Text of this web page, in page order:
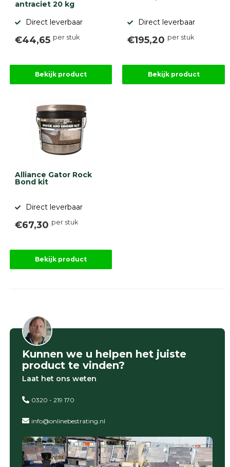
antraciet 20 kg
Direct leverbaar
€44,65 per stuk
Bekijk product
Direct leverbaar
€195,20 per stuk
Bekijk product
Alliance Gator Rock
Bond kit
Direct leverbaar
€67,30 per stuk
Bekijk product
Kunnen we u helpen het juiste
product te vinden?
Laat het ons weten
0320 - 219 170
info@onlinebestrating.nl